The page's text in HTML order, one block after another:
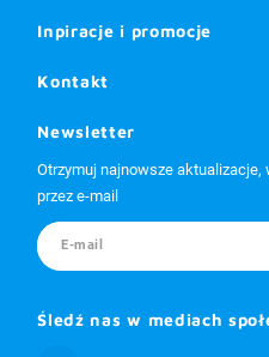
Inpiracje i promocje
Kontakt
Newsletter
Otrzymuj najnowsze
przez e-mail
Śledź nas w mediach